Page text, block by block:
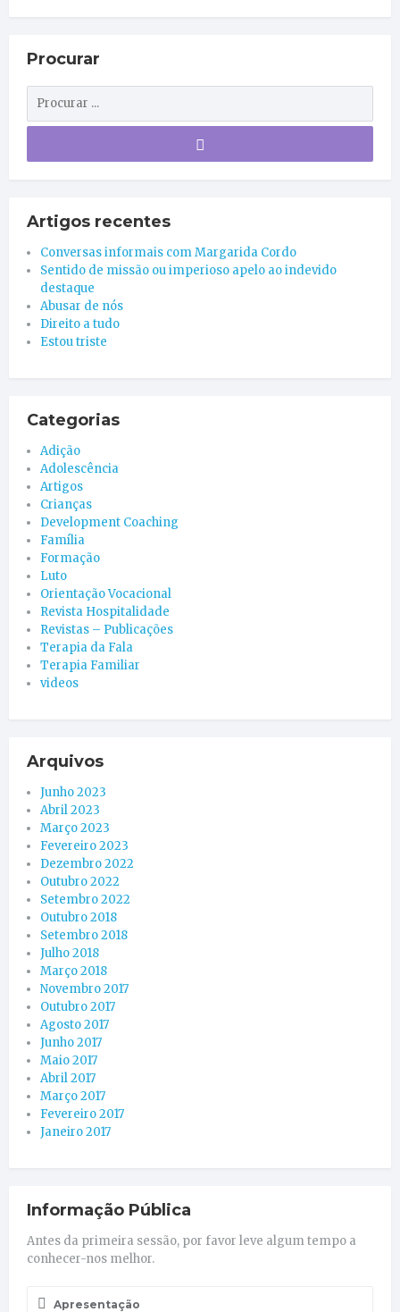
Procurar
Artigos recentes
Conversas informais com Margarida Cordo
Sentido de missão ou imperioso apelo ao indevido
destaque
Abusar de nós
Direito a tudo
Estou triste
Categorias
Adição
Adolescência
Artigos
Crianças
Development Coaching
Família
Formação
Luto
Orientação Vocacional
Revista Hospitalidade
Revistas – Publicações
Terapia da Fala
Terapia Familiar
videos
Arquivos
Junho 2023
Abril 2023
Março 2023
Fevereiro 2023
Dezembro 2022
Outubro 2022
Setembro 2022
Outubro 2018
Setembro 2018
Julho 2018
Março 2018
Novembro 2017
Outubro 2017
Agosto 2017
Junho 2017
Maio 2017
Abril 2017
Março 2017
Fevereiro 2017
Janeiro 2017
Informação Pública
Antes da primeira sessão, por favor leve algum tempo a
conhecer-nos melhor.
Apresentação